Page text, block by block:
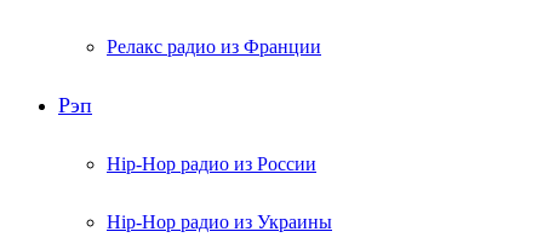
Релакс радио из Франции
Рэп
Hip-Hop радио из России
Hip-Hop радио из Украины